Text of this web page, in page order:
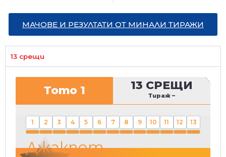
МАЧОВЕ И РЕЗУЛТАТИ ОТ МИНАЛИ ТИРАЖИ
13 срещи
Тото 1 13 СРЕЩИ
Тираж –
1 2 3 4 5 6 7 8 9 10 11 12 13
Джакпот